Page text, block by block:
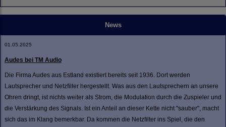
News
01.05.2025
Audes bei TM Audio
Die Firma Audes aus Estland existiert bereits seit 1936. Dort werden
Lautsprecher und Netzfilter hergestellt. Was aus den Lautsprechern an unsere
Ohren dringt, ist nichts weiter als Strom, die Modulation durch die Zuspieler und
die Verstärkung des Signals. Ist ein Anteil an dieser Kette nicht "sauber", macht
sich das im Klang bemerkbar. Da kommen die Netzfilter ins Spiel, die den